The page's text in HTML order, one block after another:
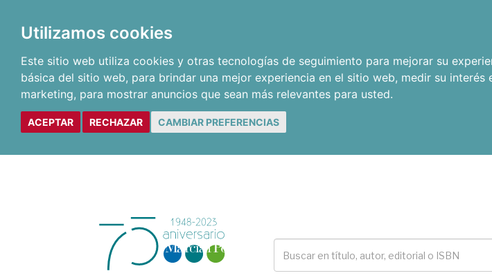
Utilizamos cookies
Este sitio web utiliza cookies y otras tecnologías de seguimiento para mejorar su
básica del sitio web, para brindar una mejor experiencia en el sitio web, medir su interés
marketing, para mostrar anuncios que sean más relevantes para usted.
ACEPTAR RECHAZAR CAMBIAR PREFERENCIAS